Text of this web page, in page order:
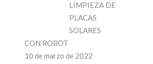
LIMPIEZA DE
PLACAS
SOLARES
CON ROBOT
10 de marzo de 2022